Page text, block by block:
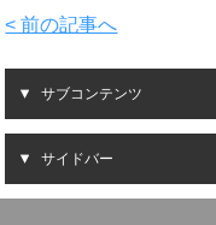
< 前の記事へ
サブコンテンツ
サイドバー